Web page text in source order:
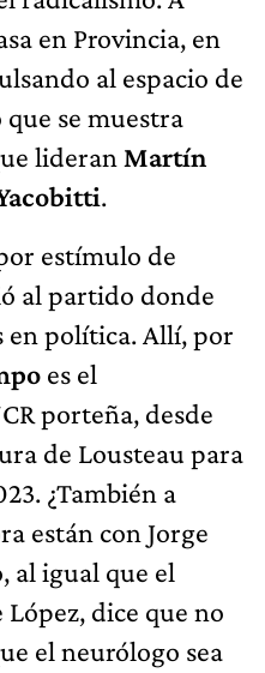
en Provincia, en
al espacio de
que se muestra
lideran Martín
.
estímulo de
al partido donde
en política. Allí, por
es el
porteña, desde
de Lousteau para
¿También a
están con Jorge
al igual que el
dice que no
el neurólogo sea